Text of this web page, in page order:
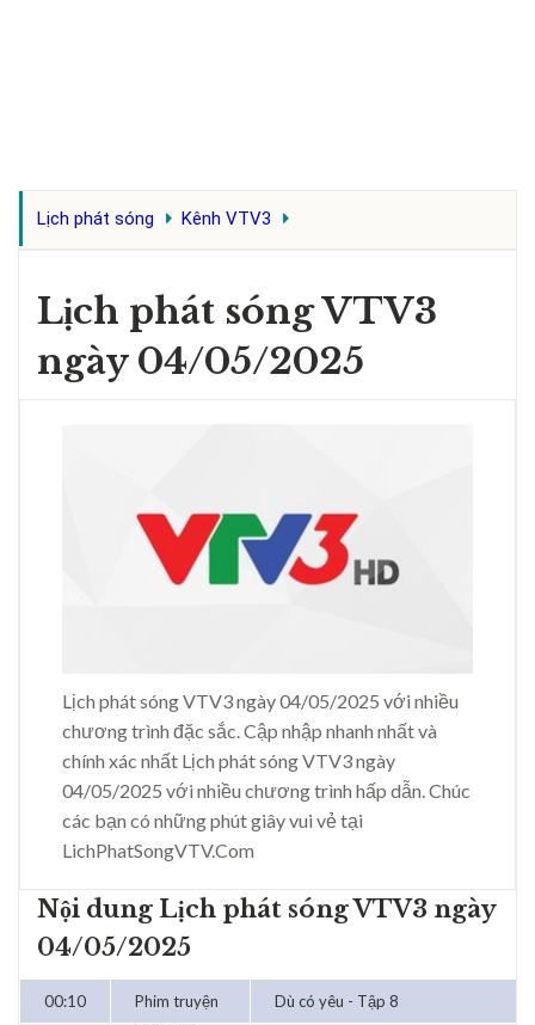
Lịch phát sóng Kênh VTV3
Lịch phát sóng VTV3
ngày 04/05/2025
Lịch phát sóng VTV3 ngày 04/05/2025 với nhiều
chương trình đặc sắc. Cập nhập nhanh nhất và
chính xác nhất Lịch phát sóng VTV3 ngày
04/05/2025 với nhiều chương trình hấp dẫn. Chúc
các bạn có những phút giây vui vẻ tại
LichPhatSongVTV.Com
Nội dung Lịch phát sóng VTV3 ngày
04/05/2025
00:10 Phim truyện Dù có yêu - Tập 8